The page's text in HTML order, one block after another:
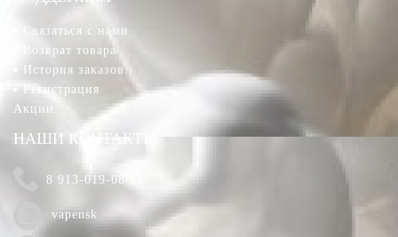
Связаться с нами
Возврат товара
История заказов
Регистрация
Акции
НАШИ КОНТАКТЫ
8 913-019-08-12
vapensk